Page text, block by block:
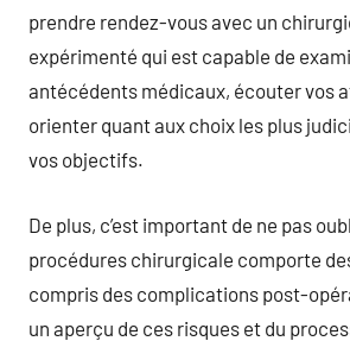
prendre rendez-vous avec un
expérimenté qui est capable de
antécédents médicaux, écouter vos
orienter quant aux choix les plus
vos objectifs.
De plus, c’est important de ne pas
procédures chirurgicale comporte
compris des complications post-
un aperçu de ces risques et du